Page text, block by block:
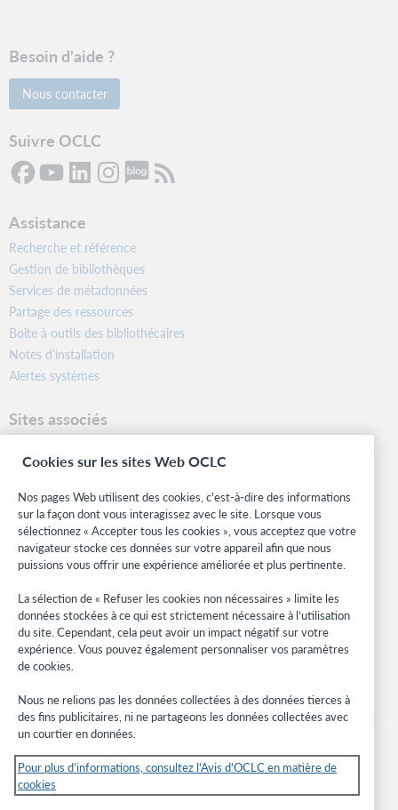
Besoin d'aide ?
Nous contacter
Suivre OCLC
Assistance
Recherche et référence
Gestion de bibliothèques
Services de métadonnées
Partage des ressources
Boîte à outils des bibliothécaires
Notes d’installation
Alertes systèmes
Sites associés
Formats bibliographiques
Research
WebJunction
Réseau des développeurs
Soyez informé
Recevez les dernières nouvelles sur les produits et services, des
études, des événements, et plus.
© 2026 OCLC
Cookies sur les sites Web OCLC
Nos pages Web utilisent des cookies, c'est-à-dire des informations
sur la façon dont vous interagissez avec le site. Lorsque vous
sélectionnez « Accepter tous les cookies », vous acceptez que votre
navigateur stocke ces données sur votre appareil afin que nous
puissions vous offrir une expérience améliorée et plus pertinente.
La sélection de « Refuser les cookies non nécessaires » limite les
données stockées à ce qui est strictement nécessaire à l’utilisation
du site. Cependant, cela peut avoir un impact négatif sur votre
expérience. Vous pouvez également personnaliser vos paramètres
de cookies.
Nous ne relions pas les données collectées à des données tierces à
des fins publicitaires, ni ne partageons les données collectées avec
un courtier en données.
Pour plus d’informations, consultez l'Avis d'OCLC en matière de
cookies